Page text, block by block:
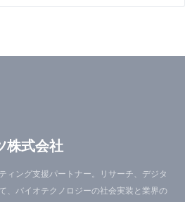
株式会社
ィング支援パートナー。リサーチ、デジタ
、バイオテクノロジーの社会実装と業界の